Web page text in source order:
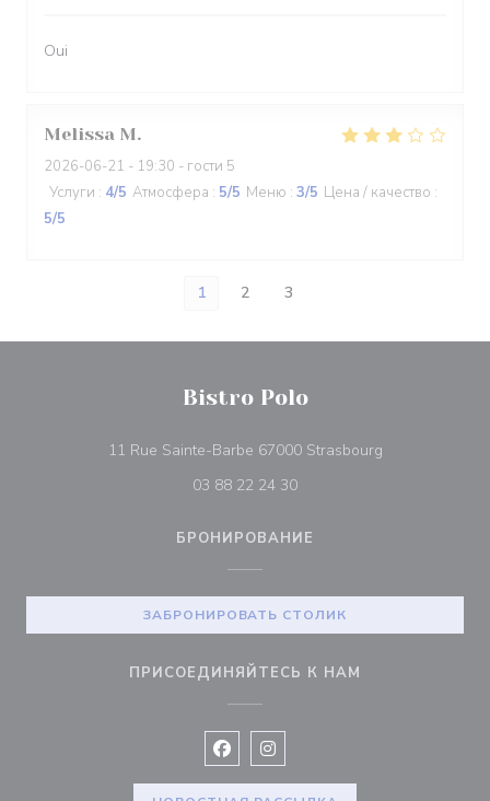
Oui
Melissa M
2026-06-21 - 19:30 - гости 5
Услуги : 4/5 Атмосфера : 5/5 Меню : 3/5 Цена / качество :
5/5
1 2 3
Bistro Polo
11 Rue Sainte-Barbe 67000 Strasbourg
03 88 22 24 30
БРОНИРОВАНИЕ
ЗАБРОНИРОВАТЬ СТОЛИК
ПРИСОЕДИНЯЙТЕСЬ К НАМ
Facebook ((открывается в новом
Instagram ((открывается в